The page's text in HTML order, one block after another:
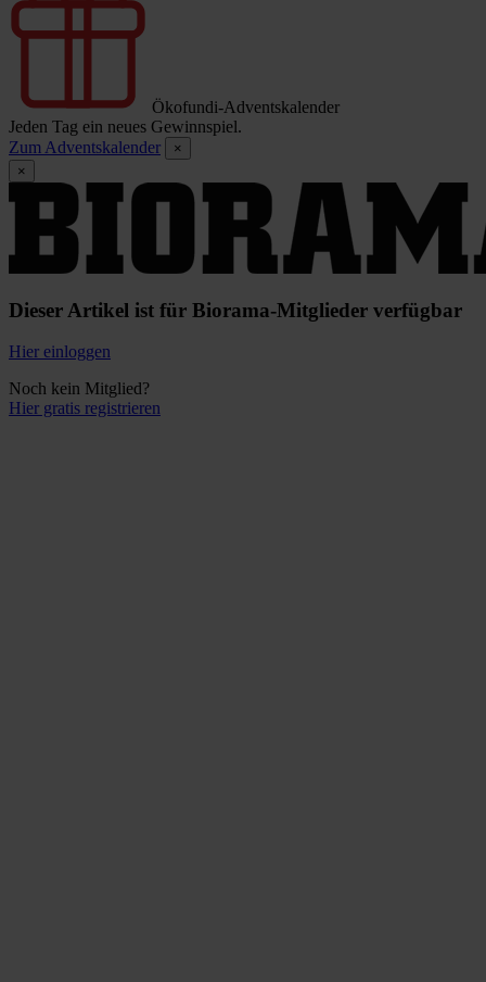
Ökofundi-Adventskalender
Jeden Tag ein neues Gewinnspiel.
Zum Adventskalender
×
×
Dieser Artikel ist für Biorama-Mitglieder verfügbar
Hier einloggen
Noch kein Mitglied?
Hier gratis registrieren